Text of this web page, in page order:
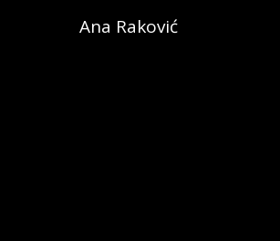
Ana Raković